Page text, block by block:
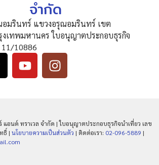
จำกัด
มรินทร์ แขวงอรุณอมรินทร์ เขต
งเทพมหานคร ใบอนุญาตประกอบธุรกิจ
10886
อนด์ ทราเวล จำกัด | ใบอนุญาตประกอบธุรกิจนำเที่ยว เลข
ธิ์ | นโยบายความเป็นส่วนตัว | ติดต่อเรา: 02-096-5889 |